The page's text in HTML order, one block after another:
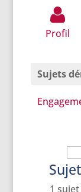
Profil
Sujets
1